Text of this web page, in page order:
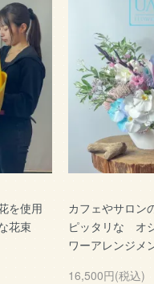
を使用
花束
カフェやサロン
ピッタリな オ
ワーアレンジメ
16,500円(税込)